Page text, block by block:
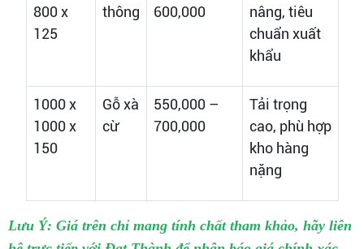
800 x
125
thông
600,000
nâng, tiêu
chuẩn xuất
khẩu
1000 x
1000 x
150
Gỗ xà
cừ
550,000 –
700,000
Tải trọng
cao, phù hợp
kho hàng
nặng
Lưu Ý: Giá trên chỉ mang tính chất tham khảo, hãy liên